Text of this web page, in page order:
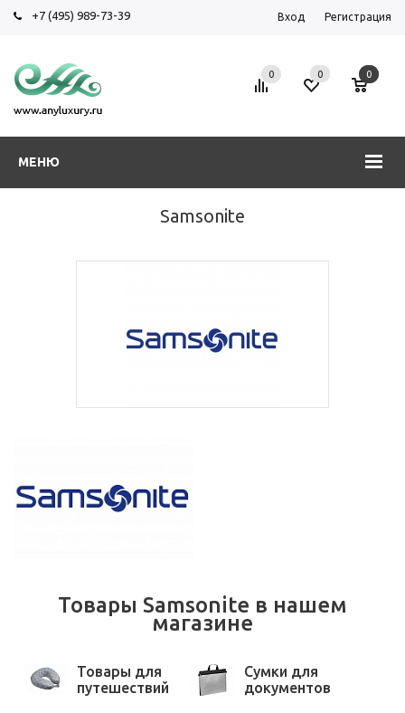
+7 (495) 989-73-39 Вход Регистрация
МЕНЮ
0 0 0
Samsonite
Товары Samsonite в нашем
магазине
Товары для
путешествий
Сумки для
документов